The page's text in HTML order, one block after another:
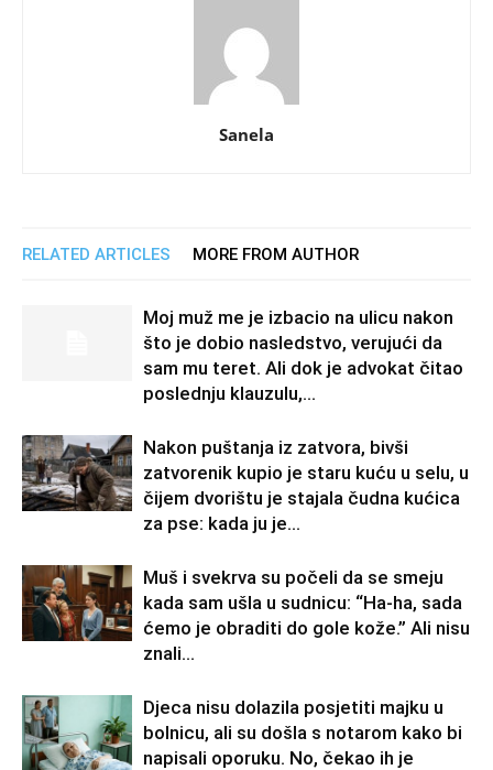
Sanela
RELATED ARTICLES MORE FROM AUTHOR
Moj muž me je izbacio na ulicu nakon
što je dobio nasledstvo, verujući da
sam mu teret. Ali dok je advokat čitao
poslednju klauzulu,...
Nakon puštanja iz zatvora, bivši
zatvorenik kupio je staru kuću u selu, u
čijem dvorištu je stajala čudna kućica
za pse: kada ju je...
Muš i svekrva su počeli da se smeju
kada sam ušla u sudnicu: “Ha-ha, sada
ćemo je obraditi do gole kože.” Ali nisu
znali...
Djeca nisu dolazila posjetiti majku u
bolnicu, ali su došla s notarom kako bi
napisali oporuku. No, čekao ih je